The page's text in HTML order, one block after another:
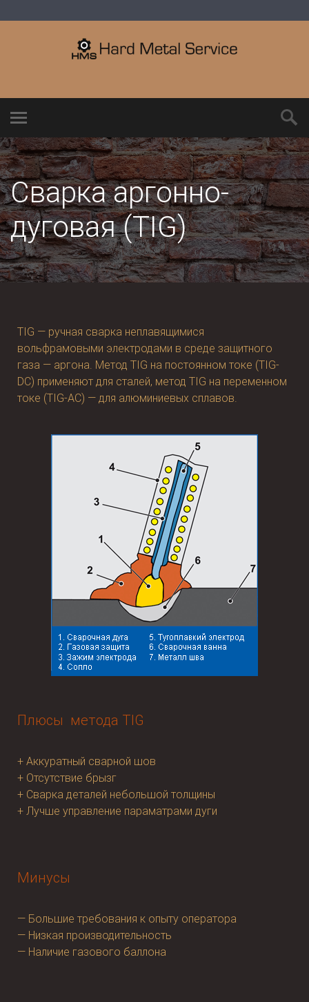
Сварка аргонно-
дуговая (TIG)
TIG — ручная сварка неплавящимися
вольфрамовыми электродами в среде защитного
газа — аргона. Метод TIG на постоянном токе (TIG-
DC) применяют для сталей, метод TIG на переменном
токе (TIG-AC) — для алюминиевых сплавов.
Плюсы метода TIG
+ Аккуратный сварной шов
+ Отсутствие брызг
+ Сварка деталей небольшой толщины
+ Лучше управление параматрами дуги
Минусы
— Большие требования к опыту оператора
— Низкая производительность
— Наличие газового баллона